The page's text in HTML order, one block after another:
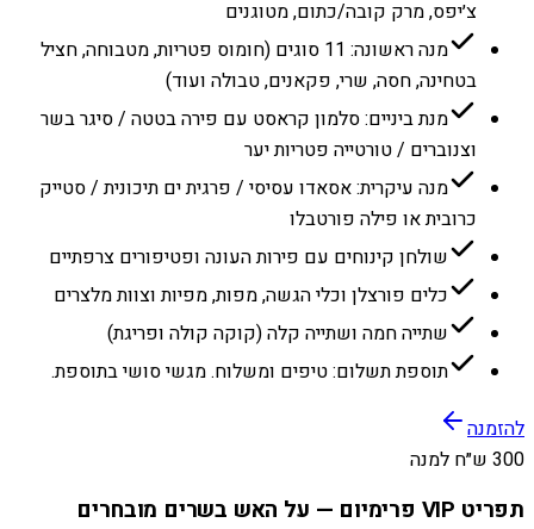
צ׳יפס, מרק קובה/כתום, מטוגנים
מנה ראשונה: 11 סוגים (חומוס פטריות, מטבוחה, חציל
בטחינה, חסה, שרי, פקאנים, טבולה ועוד)
מנת ביניים: סלמון קראסט עם פירה בטטה / סיגר בשר
וצנוברים / טורטייה פטריות יער
מנה עיקרית: אסאדו עסיסי / פרגית ים תיכונית / סטייק
כרובית או פילה פורטבלו
שולחן קינוחים עם פירות העונה ופטיפורים צרפתיים
כלים פורצלן וכלי הגשה, מפות, מפיות וצוות מלצרים
שתייה חמה ושתייה קלה (קוקה קולה ופריגת)
תוספת תשלום: טיפים ומשלוח. מגשי סושי בתוספת.
להזמנה
300 ש״ח למנה
תפריט VIP פרימיום — על האש בשרים מובחרים